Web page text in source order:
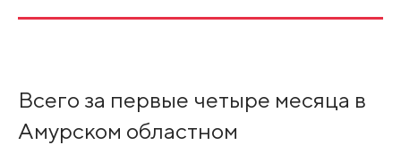
Всего за первые четыре месяца в
Амурском областном